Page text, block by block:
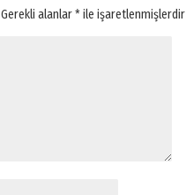
Gerekli alanlar*ile işaretlenmişlerdir